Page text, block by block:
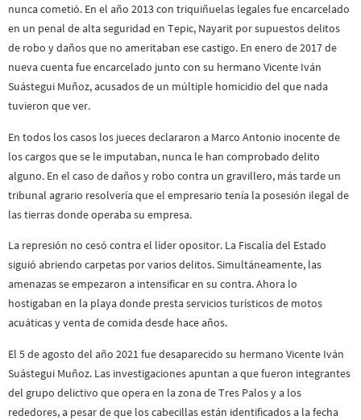
nunca cometió. En el año 2013 con triquiñuelas legales fue encarcelado
en un penal de alta seguridad en Tepic, Nayarit por supuestos delitos
de robo y daños que no ameritaban ese castigo. En enero de 2017 de
nueva cuenta fue encarcelado junto con su hermano Vicente Iván
Suástegui Muñoz, acusados de un múltiple homicidio del que nada
tuvieron que ver.
En todos los casos los jueces declararon a Marco Antonio inocente de
los cargos que se le imputaban, nunca le han comprobado delito
alguno. En el caso de daños y robo contra un gravillero, más tarde un
tribunal agrario resolvería que el empresario tenía la posesión ilegal de
las tierras donde operaba su empresa.
La represión no cesó contra el líder opositor. La Fiscalía del Estado
siguió abriendo carpetas por varios delitos. Simultáneamente, las
amenazas se empezaron a intensificar en su contra. Ahora lo
hostigaban en la playa donde presta servicios turísticos de motos
acuáticas y venta de comida desde hace años.
El 5 de agosto del año 2021 fue desaparecido su hermano Vicente Iván
Suástegui Muñoz. Las investigaciones apuntan a que fueron integrantes
del grupo delictivo que opera en la zona de Tres Palos y a los
rededores, a pesar de que los cabecillas están identificados a la fecha